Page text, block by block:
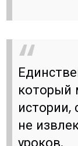
который
не